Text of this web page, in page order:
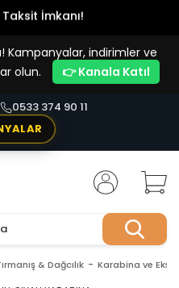
İmkanı!
Kampanyalar, indirimler ve
olun.
👉 Kanala Katıl
0533 374 90 11
& Dağcılık Karabina ve